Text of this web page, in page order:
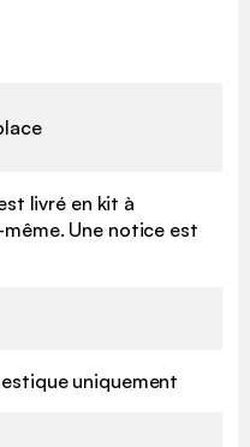
livré en kit à
Une notice est
uniquement